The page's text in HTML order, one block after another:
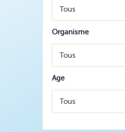
Tous
Organisme
Tous
Age
Tous